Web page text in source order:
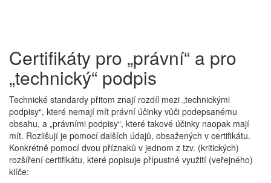
Certifikáty pro „právní“ a pro
„technický“ podpis
Technické standardy přitom znají rozdíl mezi „technickými
podpisy“, které nemají mít právní účinky vůči podepsanému
obsahu, a „právními podpisy“, které takové účinky naopak mají
mít. Rozlišují je pomocí dalších údajů, obsažených v certifikátu.
Konkrétně pomocí dvou příznaků v jednom z tzv. (kritických)
rozšíření certifikátu, které popisuje přípustné využití (veřejného)
klíče: